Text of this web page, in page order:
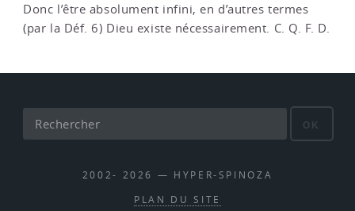
Donc l’être absolument infini, en d’autres termes
(par la Déf. 6) Dieu existe nécessairement. C. Q. F. D.
OK
2002- 2026 — HYPER-SPINOZA
PLAN DU SITE